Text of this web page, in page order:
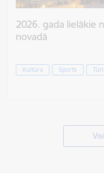
2026. gada lielākie
novadā
Kultūra Sports